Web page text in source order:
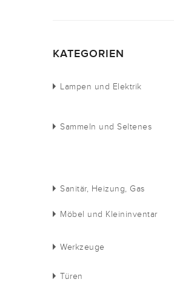
KATEGORIEN
Lampen und Elektrik
Sammeln und Seltenes
Sanitär, Heizung, Gas
Möbel und Kleininventar
Werkzeuge
Türen